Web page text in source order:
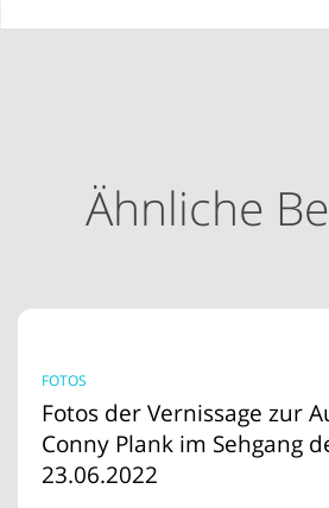
Ähnliche
FOTOS
Fotos der Vernissage zur
Conny Plank im Sehgang
23.06.2022